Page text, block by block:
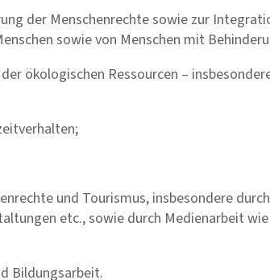
der Menschenrechte sowie zur
sowie von Menschen mit
ökologischen Ressourcen –
und Tourismus, insbesondere
etc., sowie durch Medienarbeit wie
Bildungsarbeit.